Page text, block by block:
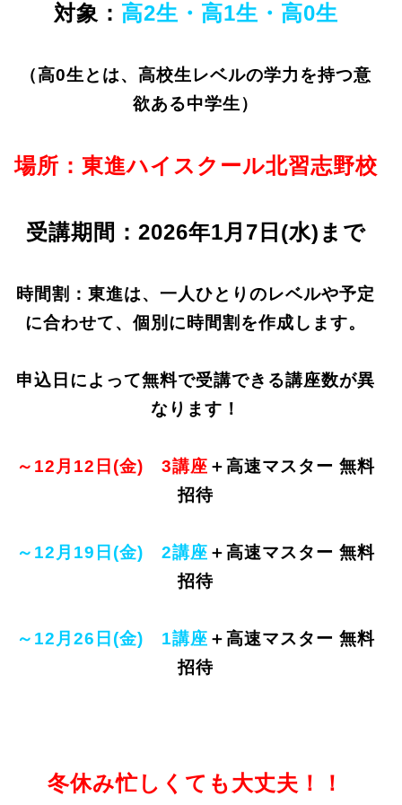
対象： 高2生・高1生・高0生
（高0生とは、高校生レベルの学力を持つ意
欲ある中学生）
場所：東進ハイスクール北習志野校
受講期間：2026年1月7日(水)まで
時間割：東進は、一人ひとりのレベルや予定
に合わせて、個別に時間割を作成します。
申込日によって無料で受講できる講座数が異
なります！
～12月12日(金)3講座 ＋高速マスター 無料
招待
～12月19日(金)2講座 ＋高速マスター 無料
招待
～12月26日(金) 1講座 ＋高速マスター 無料
招待
冬休み忙しくても大丈夫！！